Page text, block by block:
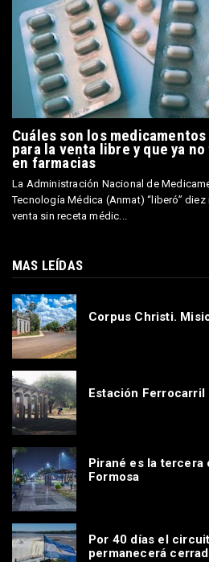
Cuáles son los
para la venta libre y que ya
en farmacias
La Administración Nacional de
Tecnología Médica (Anmat) “liberó”
venta sin receta médic...
MAS LEÍDAS
Corpus Christi.
Estación Ferrocarril
Pirané es la tercera
Formosa
Por 40 días el
permanecerá